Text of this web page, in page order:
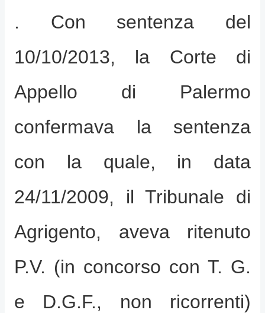
. Con sentenza del
10/10/2013, la Corte di
Appello di Palermo
confermava la sentenza
con la quale, in data
24/11/2009, il Tribunale di
Agrigento, aveva ritenuto
P.V. (in concorso con T. G.
e D.G.F., non ricorrenti)